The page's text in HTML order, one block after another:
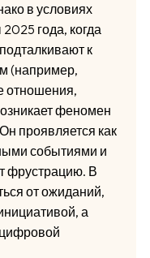
в условиях
года, когда
к
(например,
отношения,
феномен
проявляется как
событиями и
фрустрацию. В
от ожиданий,
а